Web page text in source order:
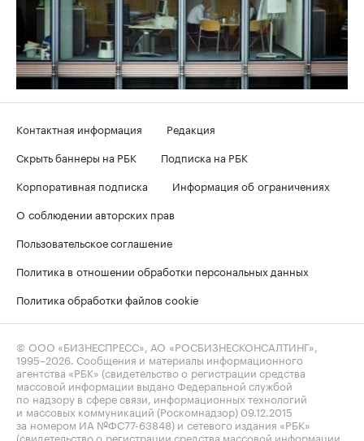
Контактная информация
Редакция
Скрыть баннеры на РБК
Подписка на РБК
Корпоративная подписка
Информация об ограничениях
О соблюдении авторских прав
Пользовательское соглашение
Политика в отношении обработки персональных данных
Политика обработки файлов cookie
© ООО «БИЗНЕСПРЕСС», АО «РОСБИЗНЕСКОНСАЛТИНГ»,
1995–2026 . Сообщения и материалы информационного
агентства «РБК» (свидетельство о регистрации средства
массовой информации выдано Федеральной службой
по надзору в сфере связи, информационных технологий
и массовых коммуникаций (Роскомнадзор) 09.12.2015
за номером ИА №ФС77-63848) и сетевого издания «РБК»
(свидетельство о регистрации средства массовой информации